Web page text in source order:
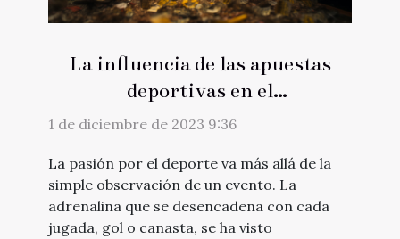
La influencia de las apuestas
deportivas en el
comportamiento de los
1 de diciembre de 2023 9:36
La pasión por el deporte va más allá de la
simple observación de un evento. La
adrenalina que se desencadena con cada
jugada, gol o canasta, se ha visto